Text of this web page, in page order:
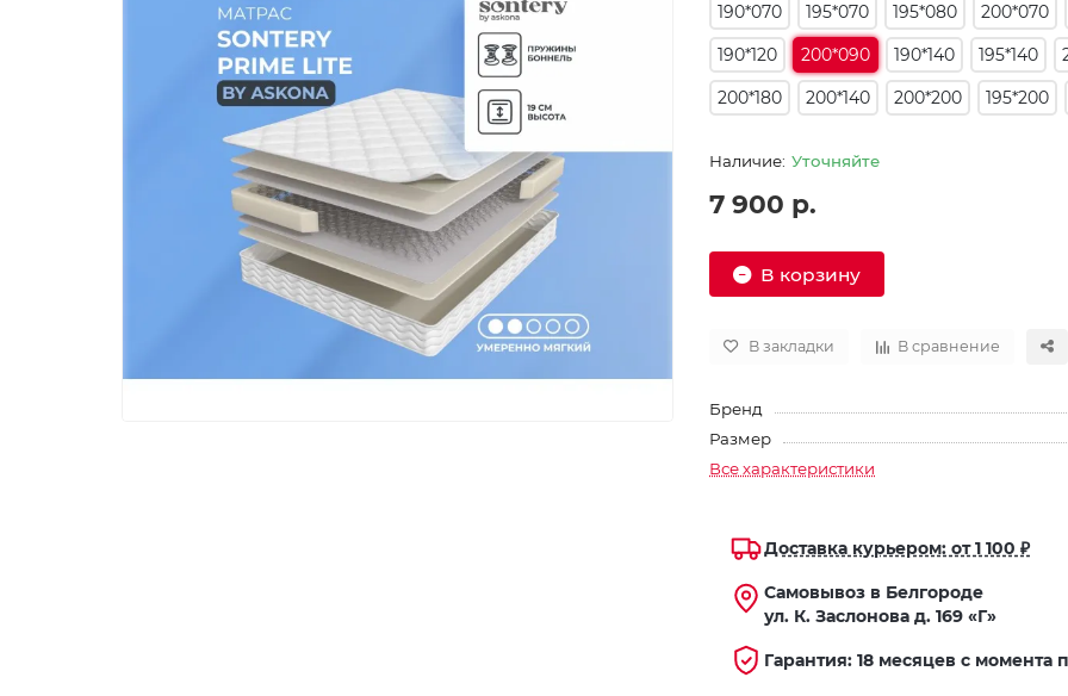
190*070
195*070 195*080 200*070
190*120
200*090 190*140 195*140
200*180
200*140 200*200 195*200
Уточняйте
7 900 р.
В корзину
В закладки В сравнение
Бренд
Размер
Все характеристики
Доставка курьером: от 1 100 ₽
Самовывоз в Белгороде
ул. К. Заслонова д. 169 «Г»
Гарантия: 18 месяцев с момента